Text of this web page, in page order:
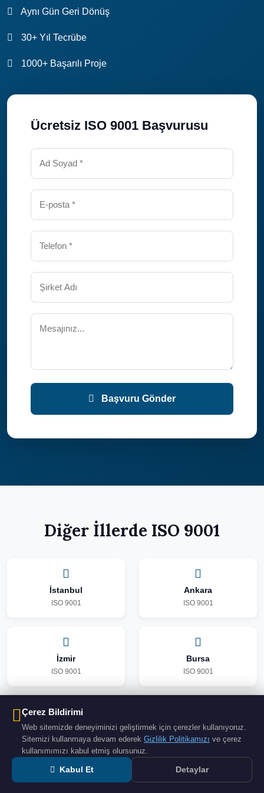
Aynı Gün Geri Dönüş
30+ Yıl Tecrübe
1000+ Başarılı Proje
Ücretsiz ISO 9001 Başvurusu
Başvuru Gönder
Diğer İllerde ISO 9001
İstanbul
ISO 9001
Ankara
ISO 9001
İzmir
ISO 9001
Bursa
ISO 9001
Antalya
ISO 9001
Konya
ISO 9001
Çerez Bildirimi
Web sitemizde deneyiminizi geliştirmek için çerezler kullanıyoruz.
Sitemizi kullanmaya devam ederek Gizlilik Politikamızı ve çerez
kullanımımızı kabul etmiş olursunuz.
Kabul Et Detaylar